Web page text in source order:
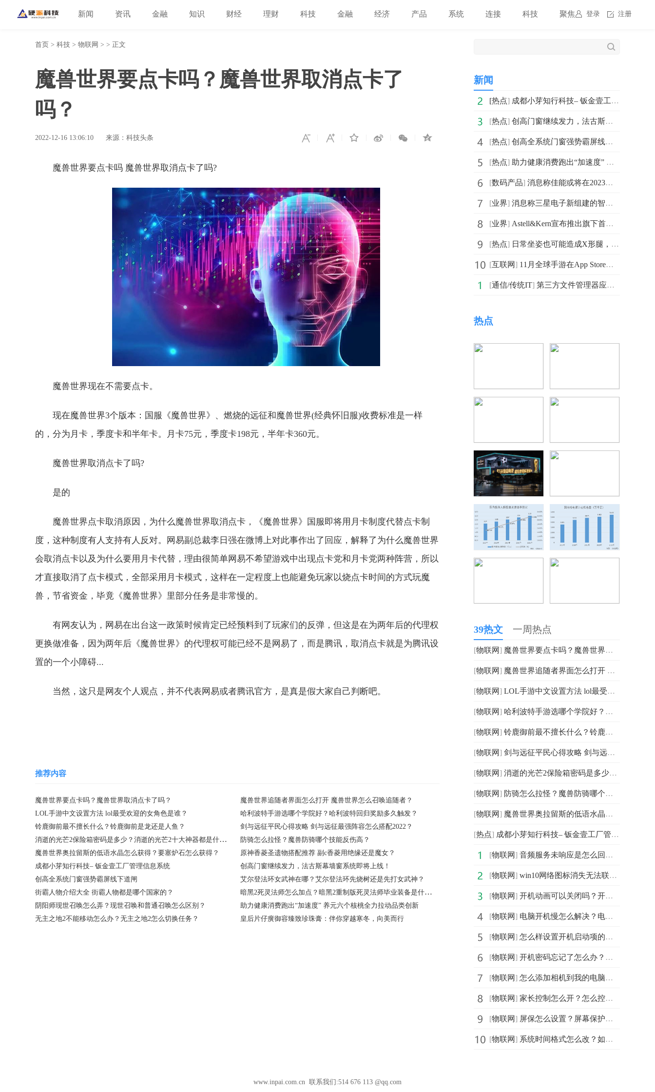
登录 注册
新闻 资讯 金融 知识 财经 理财 科技 金融 经济 产品 系统 连接 科技 聚焦
首页 > 科技 > 物联网 > > 正文
魔兽世界要点卡吗？魔兽世界取消点卡了
吗？
2022-12-16 13:06:10 来源：科技头条
魔兽世界要点卡吗 魔兽世界取消点卡了吗?
魔兽世界现在不需要点卡。
现在魔兽世界3个版本：国服《魔兽世界》、燃烧的远征和魔兽世界(经典怀旧服)收费标准是一样
的，分为月卡，季度卡和半年卡。月卡75元，季度卡198元，半年卡360元。
魔兽世界取消点卡了吗?
是的
魔兽世界点卡取消原因，为什么魔兽世界取消点卡，《魔兽世界》国服即将用月卡制度代替点卡制
度，这种制度有人支持有人反对。网易副总裁李日强在微博上对此事作出了回应，解释了为什么魔兽世界
会取消点卡以及为什么要用月卡代替，理由很简单网易不希望游戏中出现点卡党和月卡党两种阵营，所以
才直接取消了点卡模式，全部采用月卡模式，这样在一定程度上也能避免玩家以烧点卡时间的方式玩魔
兽，节省资金，毕竟《魔兽世界》里部分任务是非常慢的。
有网友认为，网易在出台这一政策时候肯定已经预料到了玩家们的反弹，但这是在为两年后的代理权
更换做准备，因为两年后《魔兽世界》的代理权可能已经不是网易了，而是腾讯，取消点卡就是为腾讯设
置的一个小障碍...
当然，这只是网友个人观点，并不代表网易或者腾讯官方，是真是假大家自己判断吧。
推荐内容
魔兽世界要点卡吗？魔兽世界取消点卡了吗？
魔兽世界追随者界面怎么打开 魔兽世界怎么召唤追随者？
LOL手游中文设置方法 lol最受欢迎的女角色是谁？
哈利波特手游选哪个学院好？哈利波特回归奖励多久触发？
铃鹿御前最不擅长什么？铃鹿御前是龙还是人鱼？
剑与远征平民心得攻略 剑与远征最强阵容怎么搭配2022？
消逝的光芒2保险箱密码是多少？消逝的光芒2十大神器都是什么？
防骑怎么拉怪？魔兽防骑哪个技能反伤高？
魔兽世界奥拉留斯的低语水晶怎么获得？要塞炉石怎么获得？
原神香菱圣遗物搭配推荐 副c香菱用绝缘还是魔女？
成都小芽知行科技– 钣金壹工厂管理信息系统
创高门窗继续发力，法古斯幕墙窗系统即将上线！
创高全系统门窗强势霸屏线下道闸
艾尔登法环女武神在哪？艾尔登法环先烧树还是先打女武神？
街霸人物介绍大全 街霸人物都是哪个国家的？
暗黑2死灵法师怎么加点？暗黑2重制版死灵法师毕业装备是什么？
阴阳师现世召唤怎么弄？现世召唤和普通召唤怎么区别？
助力健康消费跑出“加速度” 养元六个核桃全力拉动品类创新
无主之地2不能移动怎么办？无主之地2怎么切换任务？
皇后片仔癀御容臻致珍珠膏：伴你穿越寒冬，向美而行
新闻
[热点] 成都小芽知行科技– 钣金壹工厂管理信息系统
[热点] 创高门窗继续发力，法古斯幕墙窗系统即将上线！
[热点] 创高全系统门窗强势霸屏线下道闸
[热点] 助力健康消费跑出“加速度” 养元六个核桃全力拉动品类
[数码产品] 消息称佳能或将在2023年上半年发布三支RF卡口红圈镜头
[业界] 消息称三星电子新组建的智能手机应用处理器研发团队 由
[业界] Astell&Kern宣布推出旗下首款采用A类放大电路的通用型便
[热点] 日常坐姿也可能造成X形腿，矫正鞋科学干预看爱矫健
[互联网 ] 11月全球手游在App Store和Google Play下载量为43.7亿
[通信/传统IT] 第三方文件管理器应用Files发布2.4版本更新 引入类似于
热点
39热文 一周热点
[物联网 ] 魔兽世界要点卡吗？魔兽世界取消点卡了吗？
[物联网 ] 魔兽世界追随者界面怎么打开 魔兽世界怎么召唤追随者？
[物联网 ] LOL手游中文设置方法 lol最受欢迎的女角色是谁？
[物联网 ] 哈利波特手游选哪个学院好？哈利波特回归奖励多久触发？
[物联网 ] 铃鹿御前最不擅长什么？铃鹿御前是龙还是人鱼？
[物联网 ] 剑与远征平民心得攻略 剑与远征最强阵容怎么搭配2022？
[物联网 ] 消逝的光芒2保险箱密码是多少？消逝的光芒2十大神器都是
[物联网 ] 防骑怎么拉怪？魔兽防骑哪个技能反伤高？
[物联网 ] 魔兽世界奥拉留斯的低语水晶怎么获得？要塞炉石怎么获得
[热点] 成都小芽知行科技– 钣金壹工厂管理信息系统
[物联网 ] 音频服务未响应是怎么回事？音频服务未响应怎么办？音频
[物联网 ] win10网络图标消失无法联网怎么办？修复开机网络图标不见
[物联网 ] 开机动画可以关闭吗？开机动画去哪里关闭？系统开机动画
[物联网 ] 电脑开机慢怎么解决？电脑开机慢如何提速？提升开机速度
[物联网 ] 怎么样设置开机启动项的启动顺序？开机启动项怎么设置顺
[物联网 ] 开机密码忘记了怎么办？开机密码忘了没有u盘破解怎么办？
[物联网 ] 怎么添加相机到我的电脑？如何在电脑上开启摄像头软件？
[物联网 ] 家长控制怎么开？怎么控制孩子玩电脑的时间？设置每日开
[物联网 ] 屏保怎么设置？屏幕保护时间怎么设置？如何设置屏幕保护
[物联网 ] 系统时间格式怎么改？如何修改系统时间日期格式？调整时
www.inpai.com.cn 联系我们:514 676 113 @qq.com